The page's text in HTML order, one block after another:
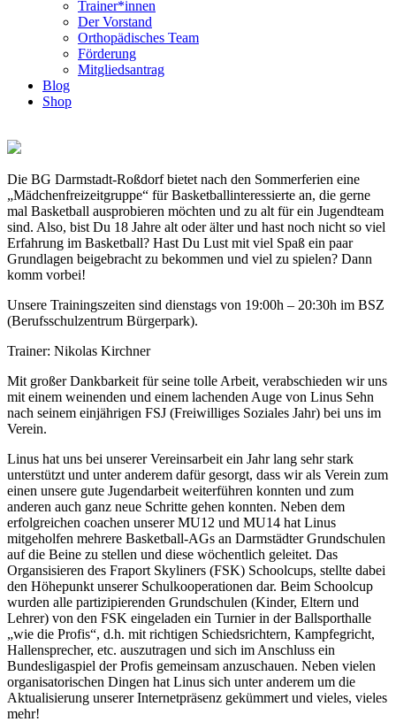
Trainer*innen
Der Vorstand
Orthopädisches Team
Förderung
Mitgliedsantrag
Blog
Shop
Die BG Darmstadt-Roßdorf bietet nach den Sommerferien eine
„Mädchenfreizeitgruppe“ für Basketballinteressierte an, die gerne
mal Basketball ausprobieren möchten und zu alt für ein Jugendteam
sind. Also, bist Du 18 Jahre alt oder älter und hast noch nicht so viel
Erfahrung im Basketball? Hast Du Lust mit viel Spaß ein paar
Grundlagen beigebracht zu bekommen und viel zu spielen? Dann
komm vorbei!
Unsere Trainingszeiten sind dienstags von 19:00h – 20:30h im BSZ
(Berufsschulzentrum Bürgerpark).
Trainer: Nikolas Kirchner
Mit großer Dankbarkeit für seine tolle Arbeit, verabschieden wir uns
mit einem weinenden und einem lachenden Auge von Linus Sehn
nach seinem einjährigen FSJ (Freiwilliges Soziales Jahr) bei uns im
Verein.
Linus hat uns bei unserer Vereinsarbeit ein Jahr lang sehr stark
unterstützt und unter anderem dafür gesorgt, dass wir als Verein zum
einen unsere gute Jugendarbeit weiterführen konnten und zum
anderen auch ganz neue Schritte gehen konnten. Neben dem
erfolgreichen coachen unserer MU12 und MU14 hat Linus
mitgeholfen mehrere Basketball-AGs an Darmstädter Grundschulen
auf die Beine zu stellen und diese wöchentlich geleitet. Das
Organsisieren des Fraport Skyliners (FSK) Schoolcups, stellte dabei
den Höhepunkt unserer Schulkooperationen dar. Beim Schoolcup
wurden alle partizipierenden Grundschulen (Kinder, Eltern und
Lehrer) von den FSK eingeladen ein Turnier in der Ballsporthalle
„wie die Profis“, d.h. mit richtigen Schiedsrichtern, Kampfegricht,
Hallensprecher, etc. auszutragen und sich im Anschluss ein
Bundesligaspiel der Profis gemeinsam anzuschauen. Neben vielen
organisatorischen Dingen hat Linus sich unter anderem um die
Aktualisierung unserer Internetpräsenz gekümmert und vieles, vieles
mehr!